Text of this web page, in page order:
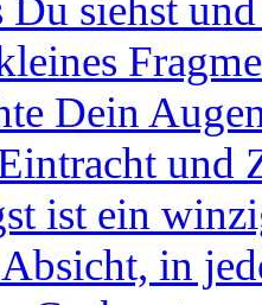
Dein
und
ist ein
in